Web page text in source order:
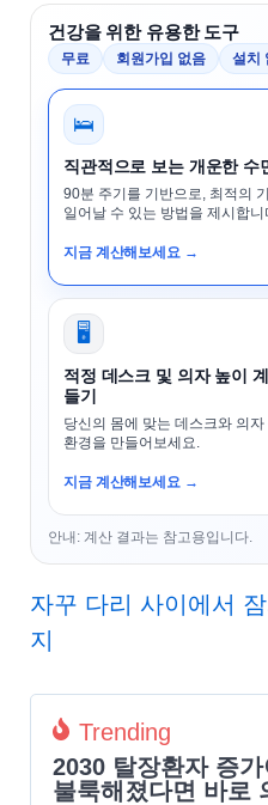
건강을 위한 유용한 도구
무료 회원가입 없음 설치
🛌
직관적으로 보는 개운한 수
90분 주기를 기반으로, 최적의
일어날 수 있는 방법을 제시합니
지금 계산해보세요 →
🖥️
적정 데스크 및 의자 높이
들기
당신의 몸에 맞는 데스크와 의
환경을 만들어보세요.
지금 계산해보세요 →
안내: 계산 결과는 참고용입니다.
자꾸 다리 사이에서
지
Trending
2030 탈장환자 증
불룩해졌다면 바로